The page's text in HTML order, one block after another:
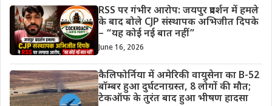
RSS पर गंभीर आरोप: जयपुर प्रदर्शन में हमले
के बाद बोले CJP संस्थापक अभिजीत दिपके
– “यह कोई नई बात नहीं”
June 16, 2026
कैलिफोर्निया में अमेरिकी वायुसेना का B-52
बॉम्बर हुआ दुर्घटनाग्रस्त, 8 लोगों की मौत;
टेकऑफ के तुरंत बाद हुआ भीषण हादसा